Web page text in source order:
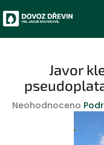
na
obsah
Javor
Průměrné
Neohodnoceno